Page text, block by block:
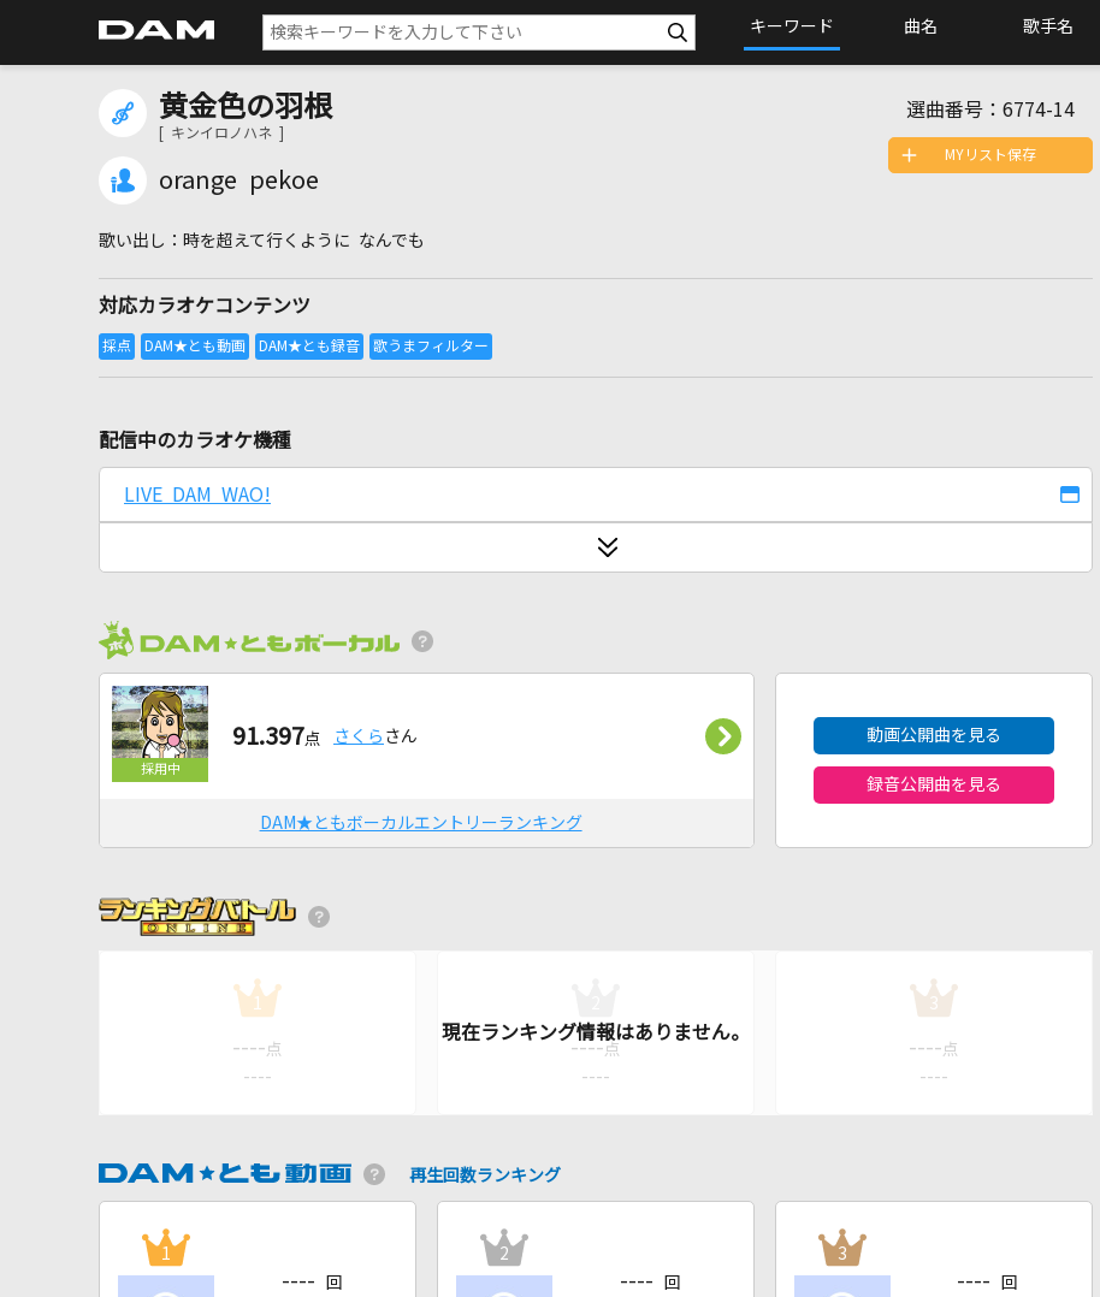
キーワード 曲名 歌手名
黄金色の羽根
[ キンイロノハネ ]
orange pekoe
選曲番号： 6774-14
時を超えて行くように なんでも
対応カラオケコンテンツ
MYリスト保存
配信中のカラオケ機種
LIVE DAM WAO!
91.397点 さくら さん
DAM★ともボーカルエントリーランキング
動画公開曲を見る
録音公開曲を見る
1
---- 点
----
---- 点
----
3
---- 点
----
再生回数ランキング
1
---- 回
2
---- 回
3
---- 回